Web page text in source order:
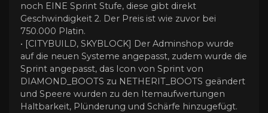
noch EINE Sprint Stufe, diese gibt direkt
Geschwindigkeit 2. Der Preis ist wie zuvor bei
750.000 Platin.
• [CITYBUILD, SKYBLOCK] Der Adminshop wurde
auf die neuen Systeme angepasst, zudem wurde die
Sprint angepasst, das Icon von Sprint von
DIAMOND_BOOTS zu NETHERIT_BOOTS geändert
und Speere wurden zu den Itemaufwertungen
Haltbarkeit, Plünderung und Schärfe hinzugefügt.